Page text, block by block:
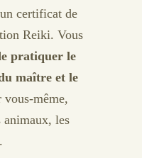
certificat de
Reiki. Vous
pratiquer le
maître et le
vous-même,
animaux, les